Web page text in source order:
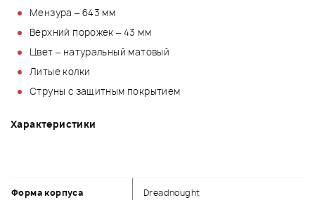
Мензура – 643 мм
Верхний порожек – 43 мм
Цвет – натуральный матовый
Литые колки
Струны с защитным покрытием
Характеристики
Форма корпуса Dreadnought